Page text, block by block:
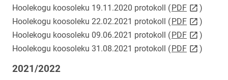
Hoolekogu koosoleku 19.11.2020 protokoll (PDFlink opens
)
Hoolekogu koosoleku 22.02.2021 protokoll (PDFlink opens
)
Hoolekogu koosoleku 09.06.2021 protokoll (PDFlink opens
)
Hoolekogu koosoleku 31.08.2021 protokoll (PDFlink opens
)
2021/2022